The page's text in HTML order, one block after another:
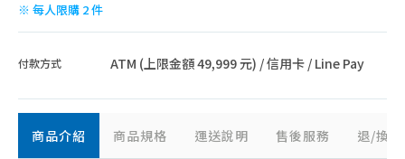
※ 每人限購 2 件
付款方式 ATM (上限金額 49,999 元) / 信用卡 / Line Pay
商品介紹 商品規格 運送說明 售後服務 退/換